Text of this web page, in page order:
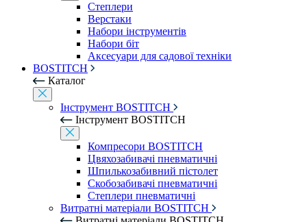
Степлери
Верстаки
Набори інструментів
Набори біт
Аксесуари для садової техніки
BOSTITCH
Каталог
Інструмент BOSTITCH
Інструмент BOSTITCH
Компресори BOSTITCH
Цвяхозабивачі пневматичні
Шпилькозабивний пістолет
Скобозабивачі пневматичні
Степлери пневматичні
Витратні матеріали BOSTITCH